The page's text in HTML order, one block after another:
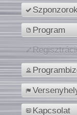
Szponzorok
Program
Kapcsolat